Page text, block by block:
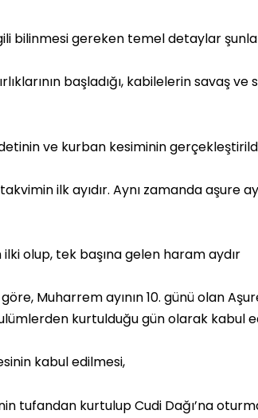
bilinmesi gereken temel detaylar
başladığı, kabilelerin savaş
ve kurban kesiminin
ilk ayıdır. Aynı zamanda aşure
ilki olup, tek başına gelen haram aydır
Muharrem ayının 10. günü olan
kurtulduğu gün olarak kabul
kabul edilmesi,
tufandan kurtulup Cudi Dağı’na